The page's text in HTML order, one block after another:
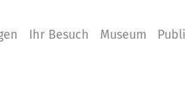
Ihr Besuch Museum